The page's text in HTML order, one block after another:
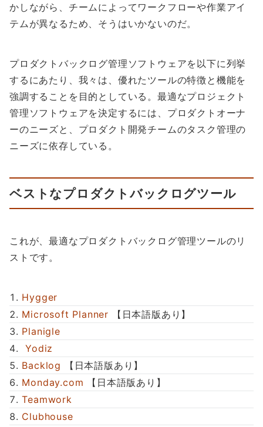
かしながら、チームによってワークフローや作業アイ
テムが異なるため、そうはいかないのだ。
プロダクトバックログ管理ソフトウェアを以下に列挙
するにあたり、我々は、優れたツールの特徴と機能を
強調することを目的としている。最適なプロジェクト
管理ソフトウェアを決定するには、プロダクトオーナ
ーのニーズと、プロダクト開発チームのタスク管理の
ニーズに依存している。
ベストなプロダクトバックログツール
これが、最適なプロダクトバックログ管理ツールのリ
ストです。
Hygger
Microsoft Planner 【日本語版あり】
Planigle
Yodiz
Backlog
【日本語版あり】
Monday.com 【日本語版あり】
Teamwork
Clubhouse